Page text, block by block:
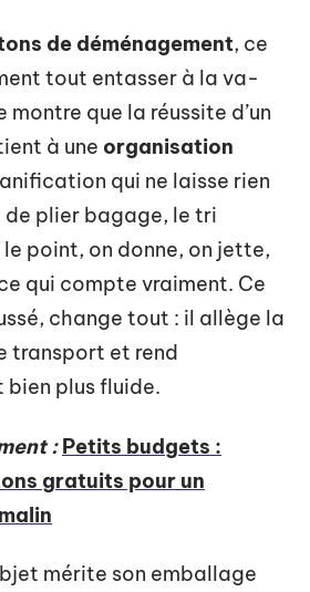
de déménagement, ce
tout entasser à la va-
montre que la réussite d’un
à une organisation
qui ne laisse rien
de plier bagage, le tri
le point, on donne, on jette,
qui compte vraiment. Ce
change tout : il allège la
transport et rend
bien plus fluide.
: Petits budgets :
gratuits pour un
mérite son emballage